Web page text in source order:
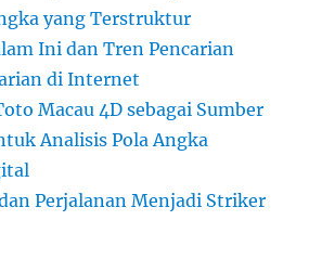
yang Terstruktur
Ini dan Tren Pencarian
di Internet
Macau 4D sebagai Sumber
Analisis Pola Angka
Perjalanan Menjadi Striker